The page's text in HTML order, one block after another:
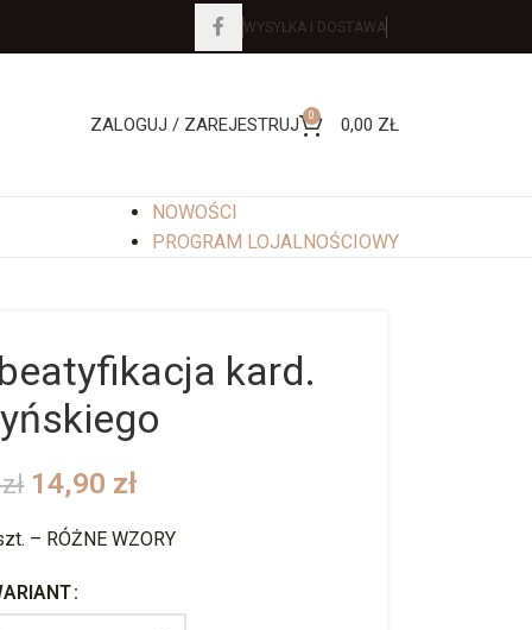
WYSYŁKA I DOSTAWA
ZALOGUJ / ZAREJESTRUJ 0 0,00 ZŁ
NOWOŚCI
PROGRAM LOJALNOŚCIOWY
kard.
zł 14,90 zł
– RÓŻNE WZORY